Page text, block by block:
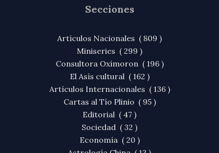
Secciones
Artículos Nacionales ( 809 )
Miniseries ( 299 )
Consultora Oxímoron ( 196 )
El Asís cultural ( 162 )
Artículos Internacionales ( 136 )
Cartas al Tío Plinio ( 95 )
Editorial ( 47 )
Sociedad ( 32 )
Economía ( 20 )